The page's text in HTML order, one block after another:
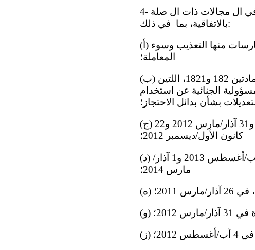
4- وترحب اللجنة بمبادرات الدولة الطرف الرامية إلى مراجعة قوانينها في ال مجالات ذات ال صلة
بالاتفاقية، بما في ذلك:
(أ) اعتمادها في أيلول/سبتمبر 2016 للدستور الجديد، الذي يحظر جملة ممارسات منها التعذيب وسوء
المعاملة؛
(ب) اعتمادها في 4 آب/أغسطس 2012 لتعديلات للقانون الجنائي، منها إضافة المادتين 182 و1821، اللتين
الجنائية عن استخدام
(ج) التعديلات المدخَلة على قانون الإجراءات الجنائية في 4 آب/أغسطس 2011 و31 آذار/مارس 2012 و22
كانون الأول/ديسمبر 2012؛
(د) التعديلات المدخَلة على قانون إنفاذ العقوبات في 25 آذار/مارس 2011 و29 آب/أغسطس 2013 و1 آذار/
مارس 2014؛
2012؛